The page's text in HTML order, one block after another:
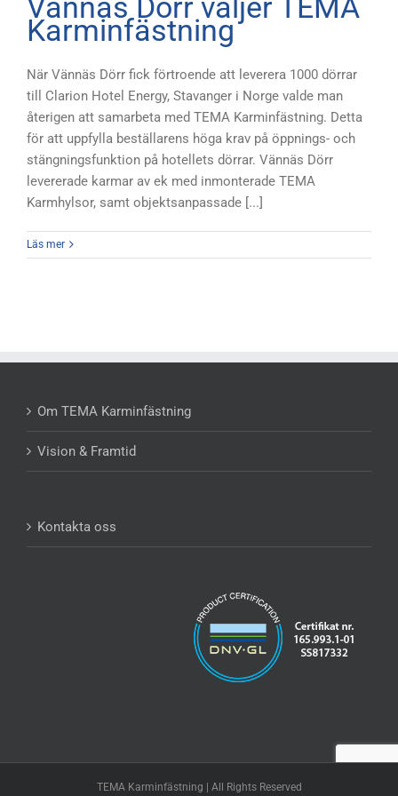
Karminfästning
När Vännäs Dörr fick förtroende att leverera 1000 dörrar
till Clarion Hotel Energy, Stavanger i Norge valde man
återigen att samarbeta med TEMA Karminfästning. Detta
för att uppfylla beställarens höga krav på öppnings- och
stängningsfunktion på hotellets dörrar. Vännäs Dörr
levererade karmar av ek med inmonterade TEMA
Karmhylsor, samt objektsanpassade [...]
Läs mer
Om TEMA Karminfästning
Vision & Framtid
Kontakta oss
TEMA Karminfästning | All Rights Reserved